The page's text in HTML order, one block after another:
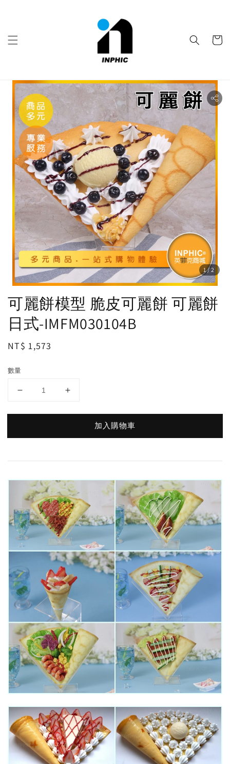
1/2
可麗餅模型 脆皮可麗餅 可麗餅
日式-IMFM030104B
Regular
NT$ 1,573
數量
加入購物車